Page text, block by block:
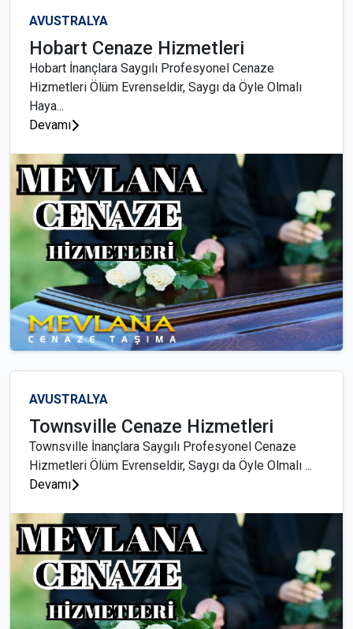
AVUSTRALYA
Hobart Cenaze Hizmetleri
Hobart İnançlara Saygılı Profesyonel Cenaze
Hizmetleri Ölüm Evrenseldir, Saygı da Öyle Olmalı
Haya...
Devamı
AVUSTRALYA
Townsville Cenaze Hizmetleri
Townsville İnançlara Saygılı Profesyonel Cenaze
Hizmetleri Ölüm Evrenseldir, Saygı da Öyle Olmalı ...
Devamı